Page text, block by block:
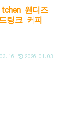
웬디즈
링크 커피
2026.01.03